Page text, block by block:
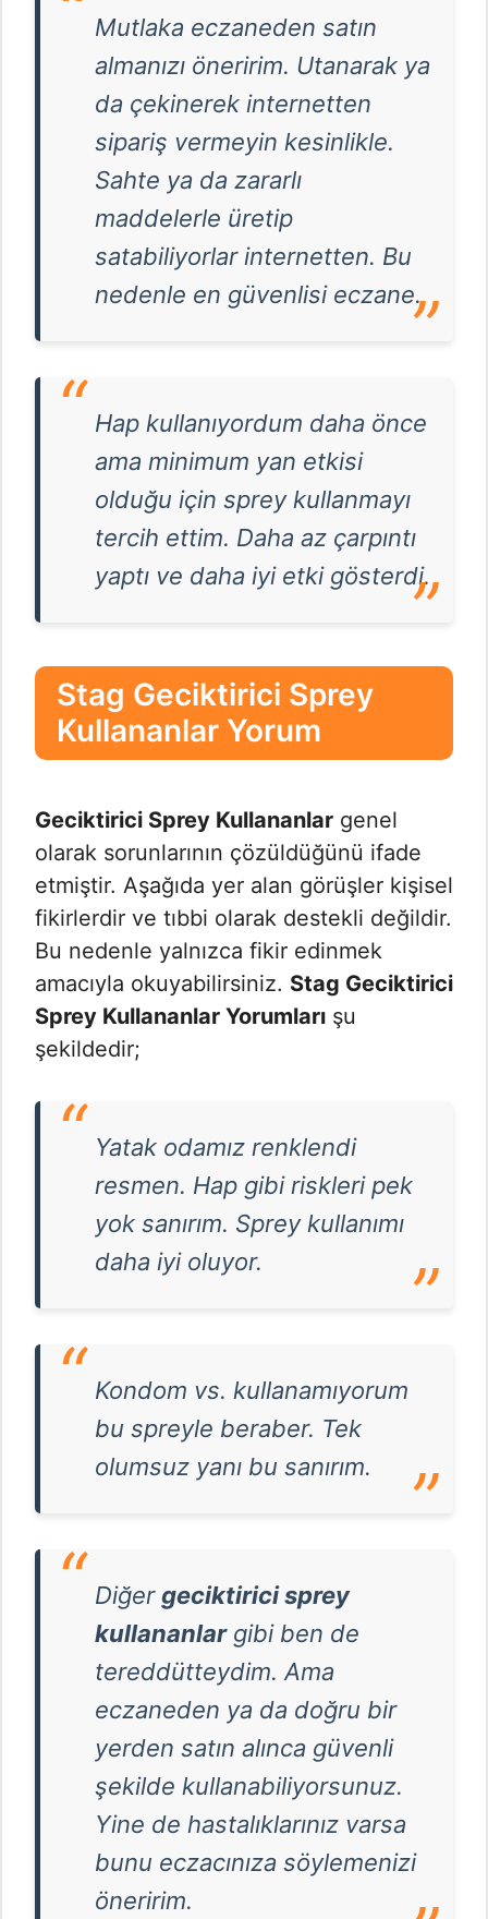
Mutlaka eczaneden satın
almanızı öneririm. Utanarak ya
da çekinerek internetten
sipariş vermeyin kesinlikle.
Sahte ya da zararlı
maddelerle üretip
satabiliyorlar internetten. Bu
nedenle en güvenlisi eczane.
Hap kullanıyordum daha önce
ama minimum yan etkisi
olduğu için sprey kullanmayı
tercih ettim. Daha az çarpıntı
yaptı ve daha iyi etki gösterdi.
Stag Geciktirici Sprey
Kullananlar Yorum
Geciktirici Sprey Kullananlar genel
olarak sorunlarının çözüldüğünü ifade
etmiştir. Aşağıda yer alan görüşler kişisel
fikirlerdir ve tıbbi olarak destekli değildir.
Bu nedenle yalnızca fikir edinmek
amacıyla okuyabilirsiniz. Stag Geciktirici
Sprey Kullananlar Yorumları şu
şekildedir;
Yatak odamız renklendi
resmen. Hap gibi riskleri pek
yok sanırım. Sprey kullanımı
daha iyi oluyor.
Kondom vs. kullanamıyorum
bu spreyle beraber. Tek
olumsuz yanı bu sanırım.
Diğergeciktirici sprey
kullananlargibi ben de
tereddütteydim. Ama
eczaneden ya da doğru bir
yerden satın alınca güvenli
şekilde kullanabiliyorsunuz.
Yine de hastalıklarınız varsa
bunu eczacınıza söylemenizi
öneririm.